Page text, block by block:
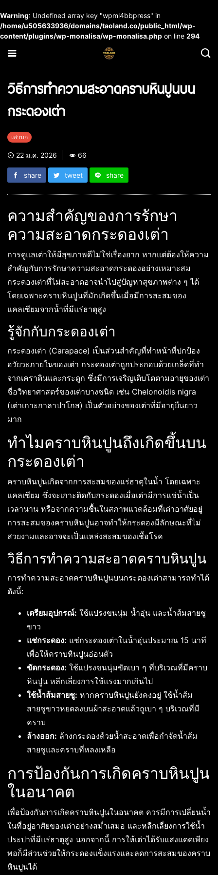
Warning: Undefined array key "wpml4bbpress" in
/home/u505633936/domains/taoland.co/public_html/wp-
content/plugins/wp-monalisa/wp-monalisa.php on line 294
วิธีการทำความสะอาดคราบหินปูนบน
กระดองเต่า
เต่าบก
22 ม.ค. 2026 66
share tweet share
ความสำคัญของการรักษา
ความสะอาดกระดองเต่า
การดูแลเต่าให้มีสุขภาพดีไม่ใช่เรื่องยาก หากแต่ต้องให้ความ
สำคัญกับการรักษาความสะอาดกระดองอย่างเหมาะสม
กระดองเต่าที่ไม่สะอาดอาจนำไปสู่ปัญหาสุขภาพต่าง ๆ ได้
โดยเฉพาะคราบหินปูนที่มักเกิดขึ้นเมื่อมีการสะสมของ
แคลเซียมจากน้ำที่มีแร่ธาตุสูง
รู้จักกับกระดองเต่า
กระดองเต่า (Carapace) เป็นส่วนสำคัญที่ทำหน้าที่ปกป้อง
อวัยวะภายในของเต่า กระดองเต่าถูกประกอบด้วยเกล็ดที่ทำ
จากเคราตินและกระดูก ซึ่งมีการเจริญเติบโตตามอายุของเต่า
ชื่อวิทยาศาสตร์ของเต่าบางชนิด เช่น Chelonoidis nigra
(เต่าเกาะกาลาปาโกส) เป็นตัวอย่างของเต่าที่มีอายุยืนยาว
มาก
ทำไมคราบหินปูนถึงเกิดขึ้นบน
กระดองเต่า
คราบหินปูนเกิดจากการสะสมของแร่ธาตุในน้ำ โดยเฉพาะ
แคลเซียม ซึ่งจะเกาะติดกับกระดองเมื่อเต่ามีการแช่น้ำเป็น
เวลานาน หรือจากความชื้นในสภาพแวดล้อมที่เต่าอาศัยอยู่
การสะสมของคราบหินปูนอาจทำให้กระดองมีลักษณะที่ไม่
สวยงามและอาจจะเป็นแหล่งสะสมของเชื้อโรค
วิธีการทำความสะอาดคราบหินปูน
การทำความสะอาดคราบหินปูนบนกระดองเต่าสามารถทำได้
ดังนี้:
เตรียมอุปกรณ์: ใช้แปรงขนนุ่ม น้ำอุ่น และน้ำส้มสายชู
ขาว
แช่กระดอง: แช่กระดองเต่าในน้ำอุ่นประมาณ 15 นาที
เพื่อให้คราบหินปูนอ่อนตัว
ขัดกระดอง: ใช้แปรงขนนุ่มขัดเบา ๆ ที่บริเวณที่มีคราบ
หินปูน หลีกเลี่ยงการใช้แรงมากเกินไป
ใช้น้ำส้มสายชู: หากคราบหินปูนยังคงอยู่ ใช้น้ำส้ม
สายชูขาวหยดลงบนผ้าสะอาดแล้วถูเบา ๆ บริเวณที่มี
คราบ
ล้างออก: ล้างกระดองด้วยน้ำสะอาดเพื่อกำจัดน้ำส้ม
สายชูและคราบที่หลงเหลือ
การป้องกันการเกิดคราบหินปูน
ในอนาคต
เพื่อป้องกันการเกิดคราบหินปูนในอนาคต ควรมีการเปลี่ยนน้ำ
ในที่อยู่อาศัยของเต่าอย่างสม่ำเสมอ และหลีกเลี่ยงการใช้น้ำ
ประปาที่มีแร่ธาตุสูง นอกจากนี้ การให้เต่าได้รับแสงแดดเพียง
พอก็มีส่วนช่วยให้กระดองแข็งแรงและลดการสะสมของคราบ
หินปูนได้